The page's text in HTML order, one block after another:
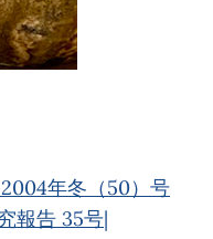
年冬（50）号
報告 35号|